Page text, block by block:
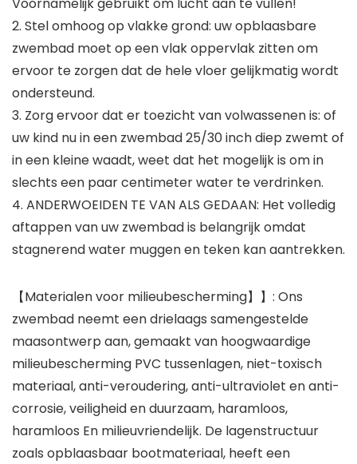
Voornamelijk gebruikt om lucht aan te vullen!
2. Stel omhoog op vlakke grond: uw opblaasbare
zwembad moet op een vlak oppervlak zitten om
ervoor te zorgen dat de hele vloer gelijkmatig wordt
ondersteund.
3. Zorg ervoor dat er toezicht van volwassenen is: of
uw kind nu in een zwembad 25/30 inch diep zwemt of
in een kleine waadt, weet dat het mogelijk is om in
slechts een paar centimeter water te verdrinken.
4. ANDERWOEIDEN TE VAN ALS GEDAAN: Het volledig
aftappen van uw zwembad is belangrijk omdat
stagnerend water muggen en teken kan aantrekken.
【Materialen voor milieubescherming】】: Ons
zwembad neemt een drielaags samengestelde
maasontwerp aan, gemaakt van hoogwaardige
milieubescherming PVC tussenlagen, niet-toxisch
materiaal, anti-veroudering, anti-ultraviolet en anti-
corrosie, veiligheid en duurzaam, haramloos,
haramloos En milieuvriendelijk. De lagenstructuur
zoals opblaasbaar bootmateriaal, heeft een